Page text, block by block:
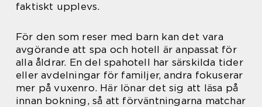
faktiskt upplevs.
För den som reser med barn kan det vara
avgörande att spa och hotell är anpassat för
alla åldrar. En del spahotell har särskilda tider
eller avdelningar för familjer, andra fokuserar
mer på vuxenro. Här lönar det sig att läsa på
innan bokning, så att förväntningarna matchar